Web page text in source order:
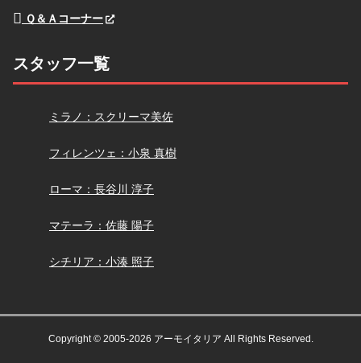
Ｑ＆Ａコーナー
スタッフ一覧
スクリーマ
ミラノ：スクリーマ美佐
小泉
フィレンツェ：小泉 真樹
長谷川
ローマ：長谷川 淳子
佐藤
マテーラ：佐藤 陽子
小湊
シチリア：小湊 照子
Copyright © 2005-2026 アーモイタリア All Rights Reserved.